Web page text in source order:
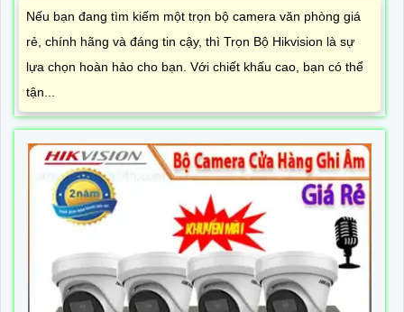
Nếu bạn đang tìm kiếm một trọn bộ camera văn phòng giá
rẻ, chính hãng và đáng tin cậy, thì Trọn Bộ Hikvision là sự
lựa chọn hoàn hảo cho bạn. Với chiết khấu cao, bạn có thể
tận...